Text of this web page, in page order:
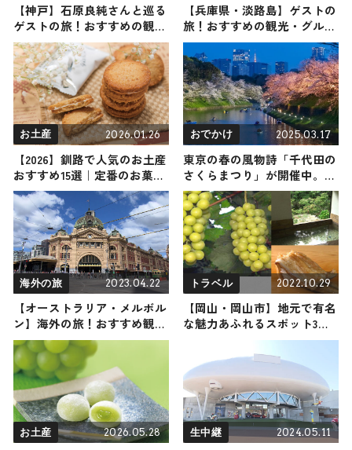
【神戸】石原良純さんと巡る
ゲストの旅！おすすめの観
光・グルメをご紹介 2024年9
月21日放送
【兵庫県・淡路島】ゲストの
旅！おすすめの観光・グルメ
をご紹介
お土産 2026.01.26
【2026】釧路で人気のお土産
おすすめ15選｜定番のお菓子
から釧路でしか買えないお土
産・日持ち商品まで幅広く紹
介
おでかけ 2025.03.17
東京の春の風物詩「千代田の
さくらまつり」が開催中。幻
想的な夜桜ライトアップは3
月28日（金）から！
海外の旅 2023.04.22
【オーストラリア・メルボル
ン】海外の旅！おすすめ観光
スポットやグルメをリポート
トラベル 2022.10.29
【岡山・岡山市】地元で有名
な魅力あふれるスポット3選
｜美味しいフルーツ狩りから
くつろげる温泉をご紹介
お土産 2026.05.28 生中継 2024.05.11